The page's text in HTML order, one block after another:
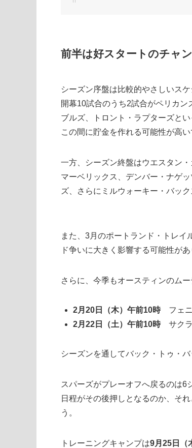
前半は好スタートのチャ
シーズン序盤は比較的やさしいス
開幕10試合のうち2試合がペリカン
ブルズ、トロント・ラプターズと
この間に貯金を作れる可能性が高い
一方、シーズン終盤はウエスタン
マーベリックス、デンバー・ナゲ
ズ、さらにミルウォーキー・バッ
また、3月のポートランド・トレ
ド争いに大きく影響する可能性があ
さらに、今季もオースティンのム
2月20日（木）午前10時フェニ
2月22日（土）午前10時サクラ
シーズンを通してバック・トゥ・
スパーズがプレーオフへ戻るのは6
日程がその後押しとなるのか、そ
う。
トレーニングキャンプは9月25日（